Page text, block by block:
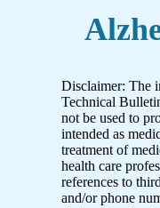
Disclaimer: The
Technical
not be used to
intended as
treatment of
health care
references to
and/or phone